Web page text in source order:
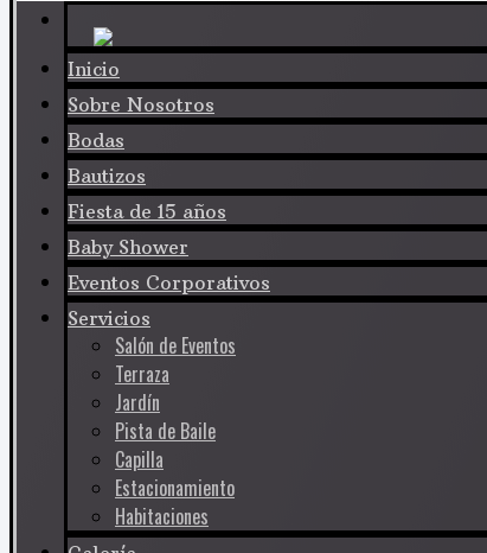
Inicio
Sobre Nosotros
Bodas
Bautizos
Fiesta de 15 años
Baby Shower
Eventos Corporativos
Servicios
Salón de Eventos
Terraza
Jardín
Pista de Baile
Capilla
Estacionamiento
Habitaciones